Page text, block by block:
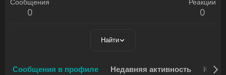
Сообщения
0
Реакции
0
Найти
Сообщения в профиле Недавняя активность